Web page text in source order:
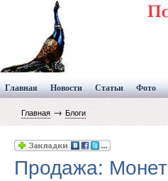
Главная Новости Статьи Фото
Главная → Блоги
Продажа: Монет